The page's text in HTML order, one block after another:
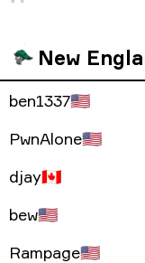
New
ben1337🇺🇸
PwnAlone🇺🇸
djay🇨🇦
bew🇺🇸
Rampage🇺🇸